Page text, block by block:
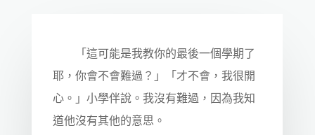
「這可能是我教你的最後一個學期了
耶，你會不會難過？」「才不會，我很開
心。」小學伴說。我沒有難過，因為我知
道他沒有其他的意思。